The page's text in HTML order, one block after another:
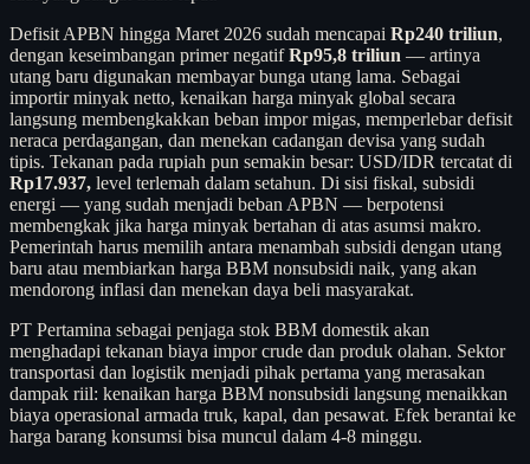
Defisit APBN hingga Maret 2026 sudah mencapai Rp240 triliun,
dengan keseimbangan primer negatifRp95,8 triliun — artinya
utang baru digunakan membayar bunga utang lama. Sebagai
importir minyak netto, kenaikan harga minyak global secara
langsung membengkakkan beban impor migas, memperlebar defisit
neraca perdagangan, dan menekan cadangan devisa yang sudah
tipis. Tekanan pada rupiah pun semakin besar: USD/IDR tercatat di
Rp17.937, level terlemah dalam setahun. Di sisi fiskal, subsidi
energi — yang sudah menjadi beban APBN — berpotensi
membengkak jika harga minyak bertahan di atas asumsi makro.
Pemerintah harus memilih antara menambah subsidi dengan utang
baru atau membiarkan harga BBM nonsubsidi naik, yang akan
mendorong inflasi dan menekan daya beli masyarakat.
PT Pertamina sebagai penjaga stok BBM domestik akan
menghadapi tekanan biaya impor crude dan produk olahan. Sektor
transportasi dan logistik menjadi pihak pertama yang merasakan
dampak riil: kenaikan harga BBM nonsubsidi langsung menaikkan
biaya operasional armada truk, kapal, dan pesawat. Efek berantai ke
harga barang konsumsi bisa muncul dalam 4-8 minggu.